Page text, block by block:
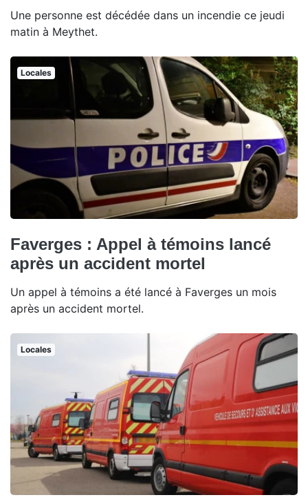
Une personne est décédée dans un incendie ce jeudi
matin à Meythet.
Locales
Faverges : Appel à témoins lancé
après un accident mortel
Un appel à témoins a été lancé à Faverges un mois
après un accident mortel.
Locales